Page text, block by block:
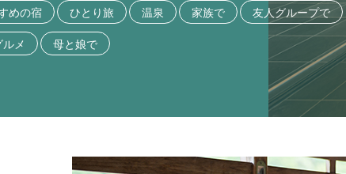
めの宿 ひとり旅 温泉 家族で 友人グループで
ルメ 母と娘で